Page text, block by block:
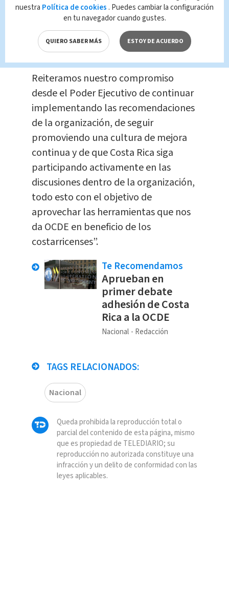
Valenciano, se mostró complacido con
la noticia e indicó que “este voto
constituye un importante paso de
cara a que Costa Rica se convierta en
el miembro número 38 de la OCDE.
Reiteramos nuestro compromiso
desde el Poder Ejecutivo de continuar
implementando las recomendaciones
de la organización, de seguir
promoviendo una cultura de mejora
continua y de que Costa Rica siga
participando activamente en las
discusiones dentro de la organización,
todo esto con el objetivo de
aprovechar las herramientas que nos
da OCDE en beneficio de los
costarricenses”.
Te Recomendamos
Aprueban en
primer debate
adhesión de Costa
Rica a la OCDE
Nacional Redacción
TAGS RELACIONADOS:
Nacional
Queda prohibida la reproducción total o
parcial del contenido de esta página, mismo
que es propiedad de TELEDIARIO; su
reproducción no autorizada constituye una
infracción y un delito de conformidad con las
leyes aplicables.
nuestra Política de cookies . Puedes cambiar la configuración
en tu navegador cuando gustes.
QUIERO SABER MÁS ESTOY DE ACUERDO